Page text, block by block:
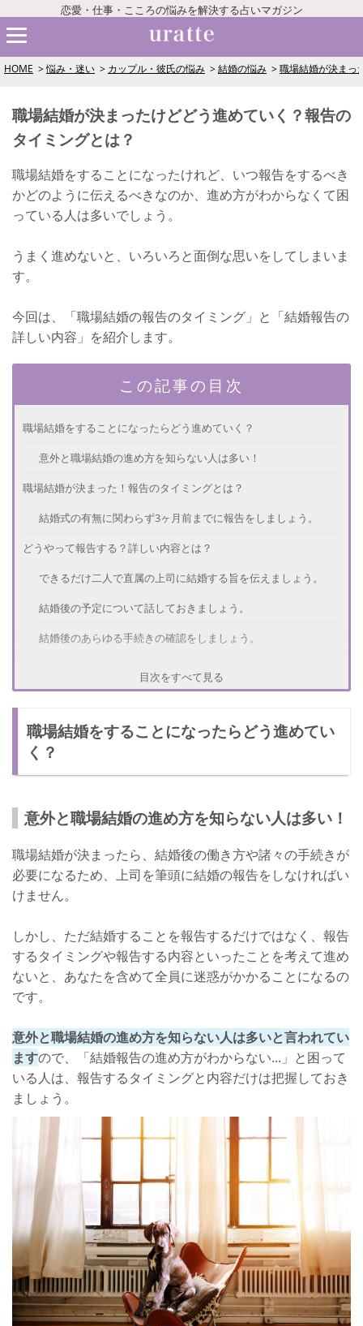
恋愛・仕事・こころの悩みを解決する占いマガジン
HOME 悩み・迷い カップル・彼氏の悩み 結婚の悩み 職場結婚が決まっ
職場結婚が決まったけどどう進めていく？報告の
タイミングとは？
職場結婚をすることになったけれど、いつ報告をするべき
かどのように伝えるべきなのか、進め方がわからなくて困
っている人は多いでしょう。
うまく進めないと、いろいろと面倒な思いをしてしまいま
す。
今回は、「職場結婚の報告のタイミング」と「結婚報告の
詳しい内容」を紹介します。
この記事の目次
職場結婚をすることになったらどう進めていく？
意外と職場結婚の進め方を知らない人は多い！
職場結婚が決まった！報告のタイミングとは？
結婚式の有無に関わらず3ヶ月前までに報告をしましょう。
どうやって報告する？詳しい内容とは？
できるだけ二人で直属の上司に結婚する旨を伝えましょう。
結婚後の予定について話しておきましょう。
結婚後のあらゆる手続きの確認をしましょう。
報告は早めにするにこしたことはない！
目次をすべて見る
職場結婚をすることになったらどう進めてい
く？
意外と職場結婚の進め方を知らない人は多い！
職場結婚が決まったら、結婚後の働き方や諸々の手続きが
必要になるため、上司を筆頭に結婚の報告をしなければい
けません。
しかし、ただ結婚することを報告するだけではなく、報告
するタイミングや報告する内容といったことを考えて進め
ないと、あなたを含めて全員に迷惑がかかることになるの
です。
意外と職場結婚の進め方を知らない人は多いと言われてい
ますので、「結婚報告の進め方がわからない...」と困って
いる人は、報告するタイミングと内容だけは把握しておき
ましょう。